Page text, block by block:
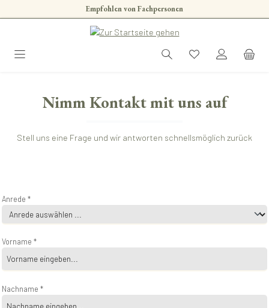
Zum Hauptinhalt springenEmpfohlen von Fachpersonen
Nimm Kontakt mit uns auf
Stell uns eine Frage und wir antworten schnellsmöglich zurück
Anrede *
Vorname *
Nachname *